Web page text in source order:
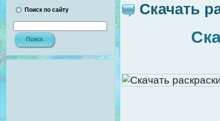
Поиск по сайту Скачать